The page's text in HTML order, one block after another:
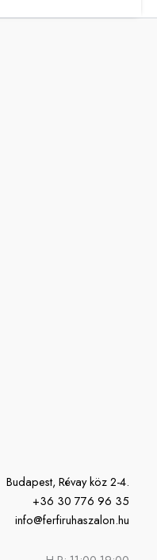
Budapest, Révay köz 2-4.
+36 30 776 96 35
info@ferfiruhaszalon.hu